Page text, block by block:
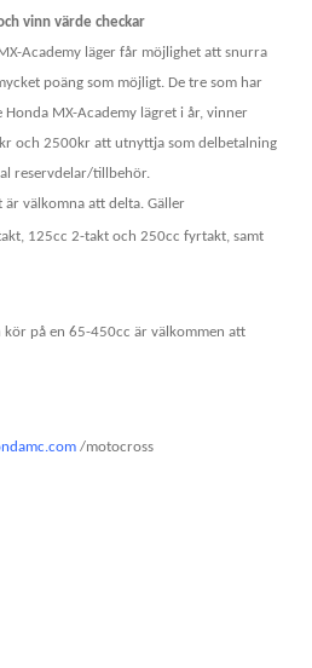
vinn värde checkar
Academy läger får möjlighet att snurra
poäng som möjligt. De tre som har
MX-Academy lägret i år, vinner
och 2500kr att utnyttja som delbetalning
reservdelar/tillbehör.
är välkomna att delta. Gäller
125cc 2-takt och 250cc fyrtakt, samt
på en 65-450cc är välkommen att
/motocross